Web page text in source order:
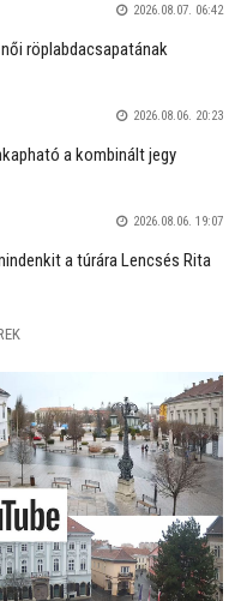
2026.08.07. 06:42
röplabdacsapatának
2026.08.06. 20:23
a kombinált jegy
2026.08.06. 19:07
a túrára Lencsés Rita